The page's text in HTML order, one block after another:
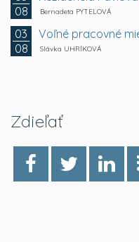
08
Bernadeta PYTELOVÁ
03
08
Slávka UHRÍKOVÁ
Zdieľať